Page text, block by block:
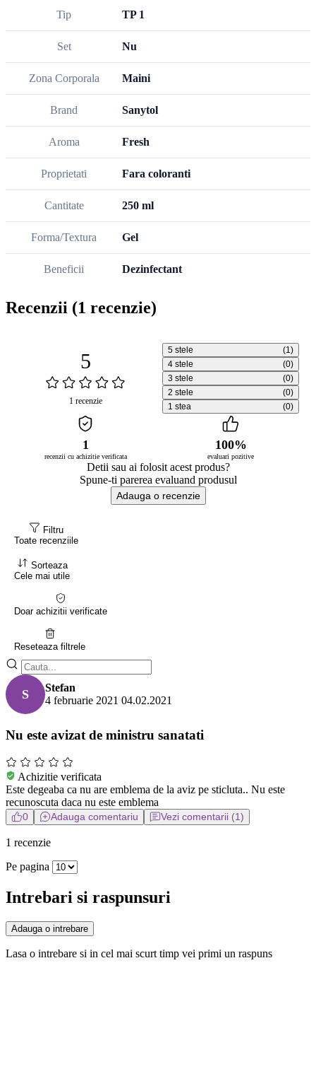
Tip TP 1
Set Nu
Zona Corporala Maini
Brand Sanytol
Aroma Fresh
Proprietati Fara coloranti
Cantitate 250 ml
Forma/Textura Gel
Beneficii Dezinfectant
Recenzii (1 recenzie)
5
1 recenzie
5 stele
(1)
4 stele
(0)
3 stele
(0)
2 stele
(0)
1 stea
(0)
1
recenzii cu achizitie verificata
100%
evaluari pozitive
Detii sau ai folosit acest produs?
Spune-ti parerea evaluand produsul
Adauga o recenzie
Filtru
Toate recenziile
Sorteaza
Cele mai utile
Doar achizitii verificate
Reseteaza filtrele
S
Stefan
4 februarie 2021 04.02.2021
Nu este avizat de ministru sanatati
Achizitie verificata
Este degeaba ca nu are emblema de la aviz pe sticluta.. Nu este
recunoscuta daca nu este emblema
0 Adauga comentariu Vezi comentarii (1)
1 recenzie
Pe pagina
Intrebari si raspunsuri
Adauga o intrebare
Lasa o intrebare si in cel mai scurt timp vei primi un raspuns